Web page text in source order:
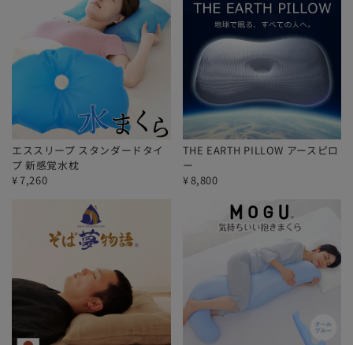
エススリープ スタンダードタイ
プ 新感覚水枕
¥ 7,260
THE EARTH PILLOW アースピロ
ー
¥8,800